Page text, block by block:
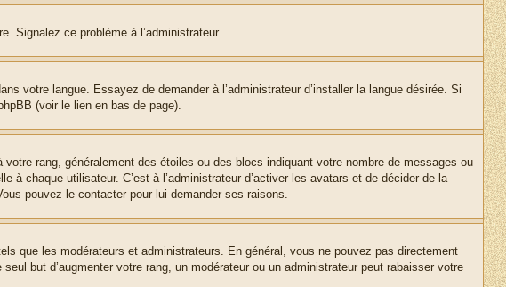
Signalez ce problème à l’administrateur.
votre langue. Essayez de demander à l’administrateur d’installer la langue désirée. Si
(voir le lien en bas de page).
rang, généralement des étoiles ou des blocs indiquant votre nombre de messages ou
chaque utilisateur. C’est à l’administrateur d’activer les avatars et de décider de la
pouvez le contacter pour lui demander ses raisons.
que les modérateurs et administrateurs. En général, vous ne pouvez pas directement
but d’augmenter votre rang, un modérateur ou un administrateur peut rabaisser votre